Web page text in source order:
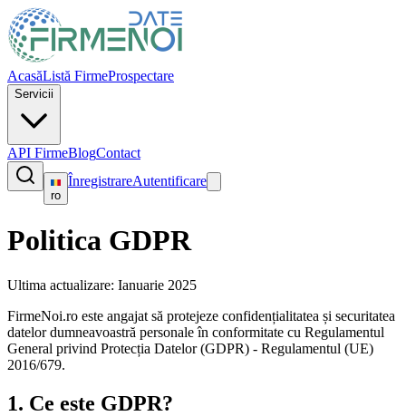
AcasăListă FirmeProspectare
Servicii
API FirmeBlogContact
ro
ÎnregistrareAutentificare
Politica GDPR
Ultima actualizare: Ianuarie 2025
FirmeNoi.ro este angajat să protejeze confidențialitatea și securitatea
datelor dumneavoastră personale în conformitate cu Regulamentul
General privind Protecția Datelor (GDPR) - Regulamentul (UE)
2016/679.
1. Ce este GDPR?